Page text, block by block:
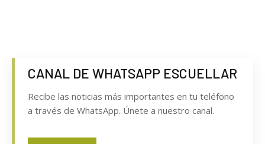
CANAL DE WHATSAPP ESCUELLAR
Recibe las noticias más importantes en tu teléfono
a través de WhatsApp. Únete a nuestro canal.